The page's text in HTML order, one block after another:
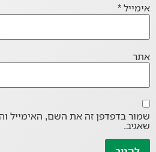
אימייל*
אתר
שמור בדפדפן זה את השם, האימייל
שאגיב.